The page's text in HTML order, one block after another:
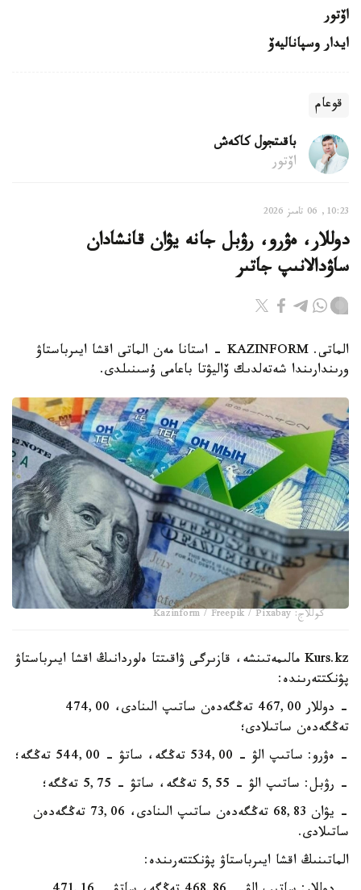
اۆتور
ايدار وسپاناليەۆ
قوعام
باقىتجول كاكەش
اۆتور
10:23, 06 تامىز 2026
دوللار، ەۋرو، رۋبل جانە يۋان قانشادان
ساۋدالانىپ جاتىر
الماتى. KAZINFORM - استانا مەن الماتى اقشا ايىرباستاۋ
ورىندارىندا شەتەلدىك ۆاليۋتا باعامى ۇسىنىلدى.
كوللاج: Kazinform / Freepik / Pixabay
Kurs.kz مالىمەتىنشە، قازىرگى ۋاقىتتا ەلوردانىڭ اقشا ايىرباستاۋ
پۋنكتتەرىندە:
- دوللار 467,00 تەڭگەدەن ساتىپ الىنادى، 474,00
تەڭگەدەن ساتىلادى؛
- ەۋرو: ساتىپ الۋ - 534,00 تەڭگە، ساتۋ - 544,00 تەڭگە؛
- رۋبل: ساتىپ الۋ - 5,55 تەڭگە، ساتۋ - 5,75 تەڭگە؛
- يۋان 68,83 تەڭگەدەن ساتىپ الىنادى، 73,06 تەڭگەدەن
ساتىلادى.
الماتىنىڭ اقشا ايىرباستاۋ پۋنكتتەرىندە: